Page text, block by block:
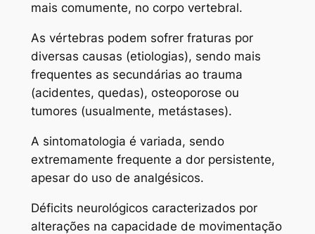
mais comumente, no corpo vertebral.
As vértebras podem sofrer fraturas por
diversas causas (etiologias), sendo mais
frequentes as secundárias ao trauma
(acidentes, quedas), osteoporose ou
tumores (usualmente, metástases).
A sintomatologia é variada, sendo
extremamente frequente a dor persistente,
apesar do uso de analgésicos.
Déficits neurológicos caracterizados por
alterações na capacidade de movimentação